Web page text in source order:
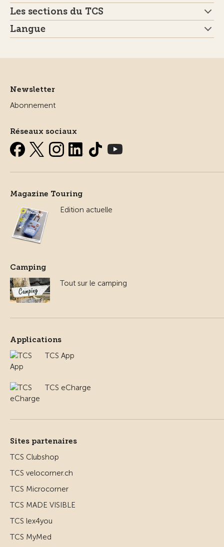
Les sections du TCS
Langue
Newsletter
Abonnement
Réseaux sociaux
Magazine Touring
Edition actuelle
Camping
Tout sur le camping
Applications
TCS App
TCS eCharge
Sites partenaires
TCS Clubshop
TCS velocorner.ch
TCS Microcorner
TCS MADE VISIBLE
TCS lex4you
TCS MyMed